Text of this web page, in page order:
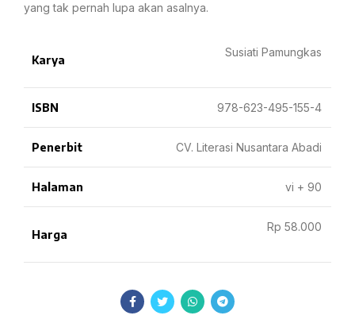
yang tak pernah lupa akan asalnya.
Karya
Susiati Pamungkas
ISBN 978-623-495-155-4
Penerbit CV. Literasi Nusantara Abadi
Halaman vi + 90
Harga
Rp 58.000